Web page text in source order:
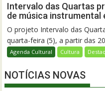
Intervalo das Quartas
de música instrumental
O projeto Intervalo das
quarta-feira (5), a partir das
Agenda Cultural Cultura
NOTÍCIAS NOVAS